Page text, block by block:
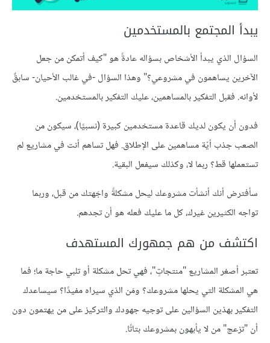
يبدأ المجتمع بالمستخدمين
السؤال الذي يبدأ الأشخاص بسؤاله عادةً هو "كيف أتمكن من جعل
الآخرين يساهمون في مشروعي؟" وهذا السؤال -في غالب الأحيان- سابقٌ
لأوانه. فقبل التفكير بالمساهمين، عليك التفكير بالمستخدمين.
فدون أن يكون لديك قاعدة مستخدمين كبيرة (نسبيًا)، سيكون من
الصعب جذب أيّة مساهمين على الإطلاق. فهل تساهم أنت في مشاريع لم
تستعملها قط؟ ربما لا، وكذلك سيفعل البقية.
سأفترض أنك أنشأت مشروعك ليحل مشكلةً واجَهتك من قبل، وربما
تواجه الكثيرين غيرك، كل ما عليك فعله هو أن تجدهم.
اكتشف من هم جمهورك المستهدف
تعتبر أصغر المشاريع "منتجاتٍ"، فهي تحل مشكلة أو تلبي حاجة ما؛ فما
هي المشكلة التي يحلها مشروعك؟ ومَن الذي سيراه مفيدًا؟ سيساعدك
التفكير بهذين السؤالين على توجيه جهودك والتركيز على من يهتمون دون
أن "تزعج" من لا يأبهون بمشروعك بتاتًا.